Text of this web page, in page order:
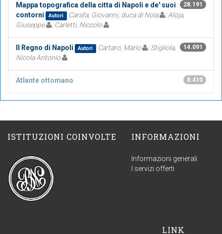
28.191
Mappa topografica della citta di Napoli e de' suoi
contorni
Autori Carafa, Giovanni, duca di Noia
; Aloja,
Giuseppe
; Carletti, Niccolo
14.091
Il Regno di Napoli Autori Cartaro, Mario
; Stigliola,
Nicola Antonio
8.410
Atlante ottomano
ISTITUZIONI COINVOLTE INFORMAZIONI
Informazioni generali
I servizi offerti
LINK